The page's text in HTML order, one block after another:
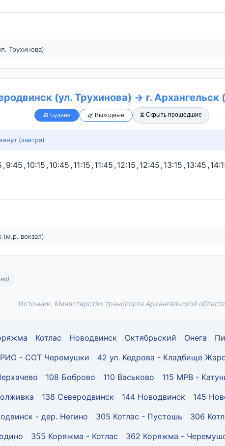
Трухинова)
(ул. Трухинова) → г. Архангельск
📆 Будние 🌿 Выходные ⏳ Скрыть прошедшие
(завтра)
,9:45 ,10:15 ,10:45 ,11:15 ,11:45 ,12:15 ,12:45 ,13:15 ,13:45 ,
(м.р. вокзал)
Источник: Министерство транспорта Архангельской
Котлас Новодвинск Октябрьский Онега
- СОТ Черемушки 42 ул. Кедрова - Кладбище
108 Боброво 110 Васьково 115 МРВ -
138 Северодвинск 144 Новодвинск 145
- дер. Негино 305 Котлас - Пустошь 306
355 Коряжма - Котлас 362 Коряжма -